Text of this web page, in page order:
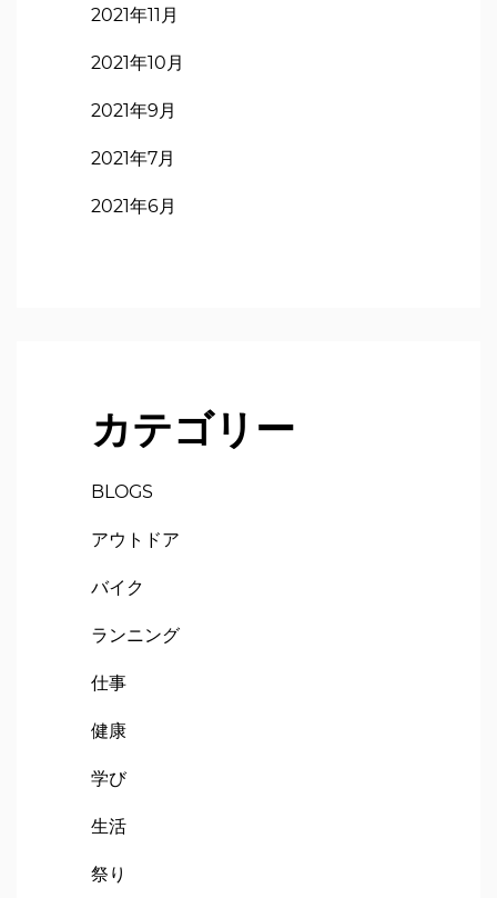
2021年11月
2021年10月
2021年9月
2021年7月
2021年6月
カテゴリー
BLOGS
アウトドア
バイク
ランニング
仕事
健康
学び
生活
祭り